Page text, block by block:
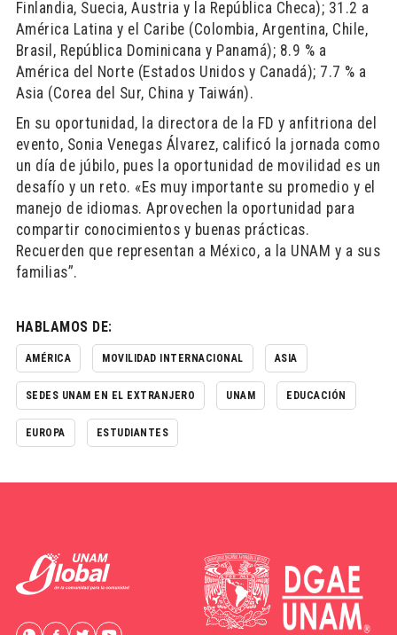
Finlandia, Suecia, Austria y la República Checa); 31.2 a
América Latina y el Caribe (Colombia, Argentina, Chile,
Brasil, República Dominicana y Panamá); 8.9 % a
América del Norte (Estados Unidos y Canadá); 7.7 % a
Asia (Corea del Sur, China y Taiwán).
En su oportunidad, la directora de la FD y anfitriona del
evento, Sonia Venegas Álvarez, calificó la jornada como
un día de júbilo, pues la oportunidad de movilidad es un
desafío y un reto. «Es muy importante su promedio y el
manejo de idiomas. Aprovechen la oportunidad para
compartir conocimientos y buenas prácticas.
Recuerden que representan a México, a la UNAM y a sus
familias”.
HABLAMOS DE:
AMÉRICA MOVILIDAD INTERNACIONAL ASIA
SEDES UNAM EN EL EXTRANJERO UNAM EDUCACIÓN
EUROPA ESTUDIANTES